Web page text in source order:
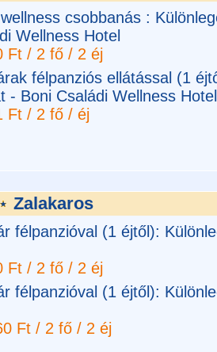
csobbanás :
Wellness Hotel
Ft / 2 fő / 2 éj
félpanziós ellátással (1
- Boni Családi Wellness Hotel
Ft / 2 fő / éj
Zalakaros
félpanzióval (1 éjtől):
Ft / 2 fő / 2 éj
félpanzióval (1 éjtől):
Ft / 2 fő / 2 éj